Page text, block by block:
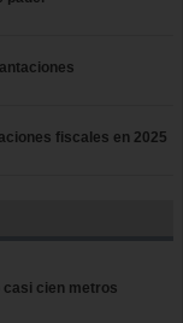
fiscales en 2025
casi cien metros